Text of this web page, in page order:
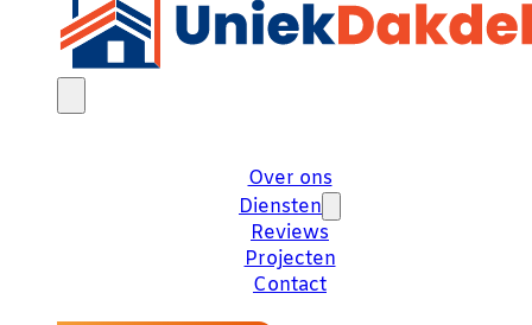
Over ons
Diensten
Reviews
Projecten
Contact